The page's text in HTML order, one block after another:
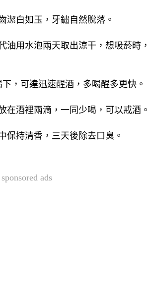
潔白如玉，牙鏽自然脫落。
，可達迅速醒酒，多喝醒多更快。
在酒裡兩滴，一同少喝，可以戒酒。
保持清香，三天後除去口臭。
sponsored ads